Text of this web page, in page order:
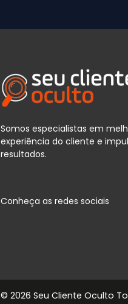
Somos especialistas em
experiência do cliente e
resultados.
Conheça as redes sociais
© 2026 Seu Cliente Oculto